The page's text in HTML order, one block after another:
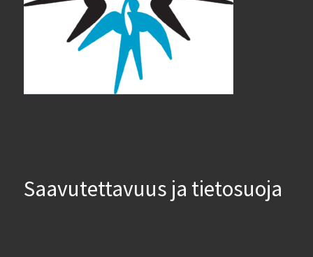
Saavutettavuus ja tietosuoja